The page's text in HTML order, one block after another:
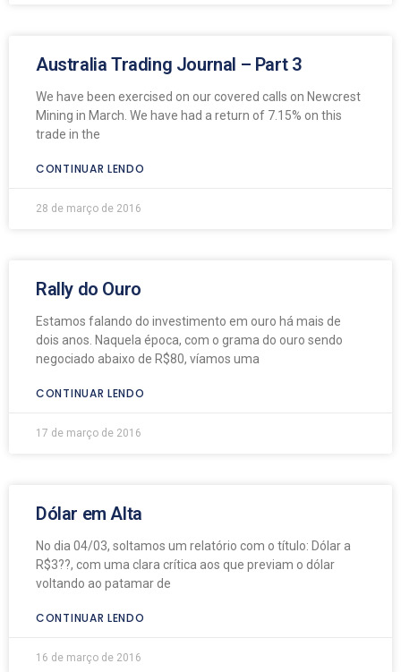
Australia Trading Journal – Part 3
We have been exercised on our covered calls on Newcrest
Mining in March. We have had a return of 7.15% on this
trade in the
CONTINUAR LENDO
28 de março de 2016
Rally do Ouro
Estamos falando do investimento em ouro há mais de
dois anos. Naquela época, com o grama do ouro sendo
negociado abaixo de R$80, víamos uma
CONTINUAR LENDO
17 de março de 2016
Dólar em Alta
No dia 04/03, soltamos um relatório com o título: Dólar a
R$3??, com uma clara crítica aos que previam o dólar
voltando ao patamar de
CONTINUAR LENDO
16 de março de 2016